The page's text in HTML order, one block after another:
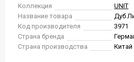
Коллекция
UNIT
Название товара
Дуб
Код производителя
3971
Страна бренда
Страна производства
Китай